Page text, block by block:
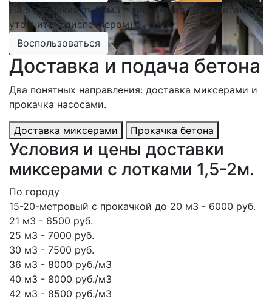
На 5-ый заказ от 50м3 - дисконт до 10%! (Детали
уточните с диспетчером)
Воспользоваться
Доставка и подача бетона
Два понятных направления: доставка миксерами и
прокачка насосами.
Доставка миксерами Прокачка бетона
Условия и цены доставки
миксерами с лотками 1,5-2м.
По городу
15-20-метровый с прокачкой до 20 м3 - 6000 руб.
21 м3 - 6500 руб.
25 м3 - 7000 руб.
30 м3 - 7500 руб.
36 м3 - 8000 руб./м3
40 м3 - 8000 руб./м3
42 м3 - 8500 руб./м3